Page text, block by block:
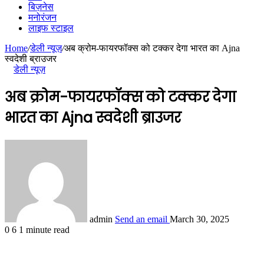
बिज़नेस
मनोरंजन
लाइफ स्टाइल
Home/डेली न्यूज़/अब क्रोम-फायरफॉक्स को टक्कर देगा भारत का Ajna
स्वदेशी ब्राउजर
डेली न्यूज़
अब क्रोम-फायरफॉक्स को टक्कर देगा
भारत का Ajna स्वदेशी ब्राउजर
admin Send an email March 30, 2025
0 6 1 minute read